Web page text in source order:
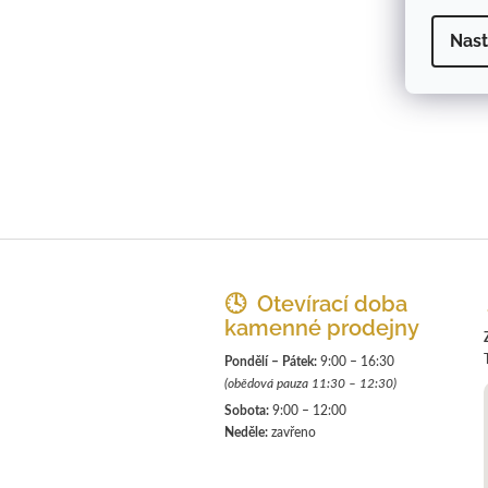
🕓 Otevírací doba
kamenné prodejny
Pondělí – Pátek: 9:00 – 16:30
(obědová pauza 11:30 – 12:30)
Sobota: 9:00 – 12:00
Neděle: zavřeno